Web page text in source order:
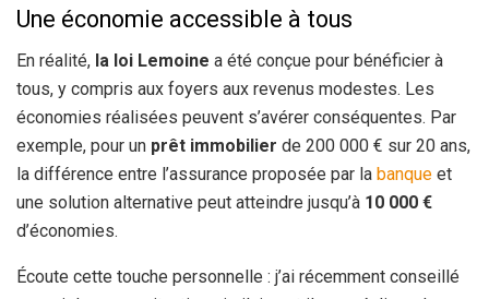
Une économie accessible à tous
En réalité, la loi Lemoine a été conçue pour bénéficier à
tous, y compris aux foyers aux revenus modestes. Les
économies réalisées peuvent s’avérer conséquentes. Par
exemple, pour un prêt immobilier de 200 000 € sur 20 ans,
la différence entre l’assurance proposée par la banque et
une solution alternative peut atteindre jusqu’à 10 000 €
d’économies.
Écoute cette touche personnelle : j’ai récemment conseillé